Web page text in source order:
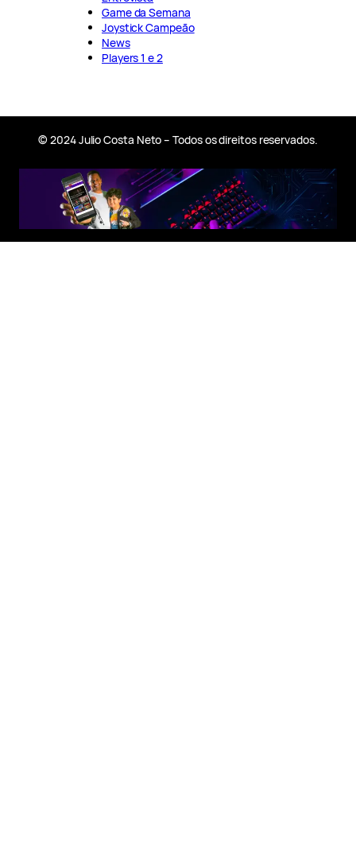
Game da Semana
Joystick Campeão
News
Players 1 e 2
© 2024 Julio Costa Neto – Todos os direitos reservados.